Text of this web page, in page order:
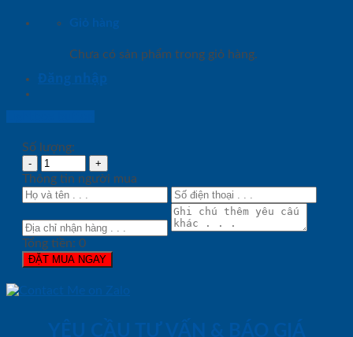
Giỏ hàng
Chưa có sản phẩm trong giỏ hàng.
Đăng nhập
Số lượng:
Thông tin người mua
Tổng tiền: 0
ĐẶT MUA NGAY
YÊU CẦU TƯ VẤN & BÁO GIÁ